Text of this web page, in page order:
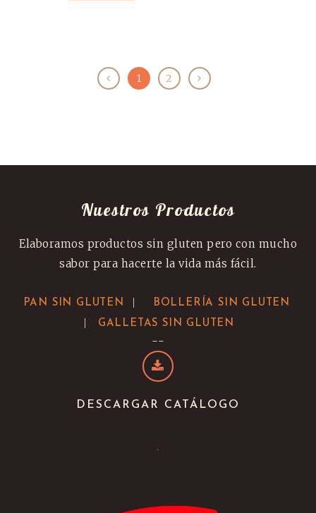
1 2
Nuestros Productos
Elaboramos productos sin gluten pero con mucho
sabor para hacerte la vida más fácil.
PAN SIN GLUTEN | BOLLERÍA SIN GLUTEN
| GALLETAS SIN GLUTEN
--
DESCARGAR CATÁLOGO
.